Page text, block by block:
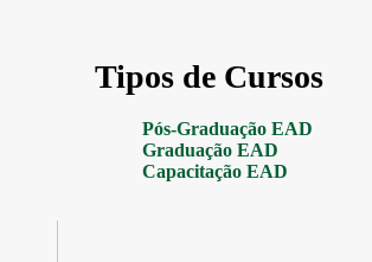
Tipos de Cursos
Pós-Graduação EAD
Graduação EAD
Capacitação EAD